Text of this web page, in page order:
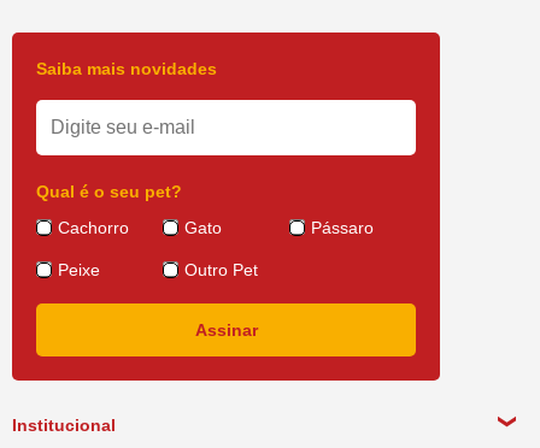
Mantenha o difusor ligado continuamente para a harmonia constante entre
FELIWAY FRIENDS Refil requer um FELIWAY FRIENDS Difusor.
Cada refil (48 ml) dura até 30 dias.
Evite ligar o difusor sob prateleiras, atrás de portas, atrás de cortinas ou
atrás de móveis, pois não terá o efeito desejado.
Institucional
Saiba mais novidades
Qual é o seu pet?
Cachorro
Gato Pássaro
Peixe Outro Pet